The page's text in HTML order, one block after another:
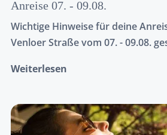
Anreise 07. - 09.08.
Wichtige Hinweise für deine
Venloer Straße vom 07. - 09.08.
Weiterlesen